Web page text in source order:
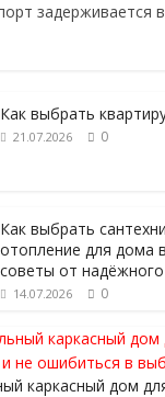
задерживается
Как выбрать
21.07.2026 0
Как выбрать
отопление для дома
советы от
14.07.2026 0
каркасный дом